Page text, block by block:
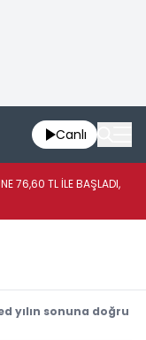
Canlı
76,60 TL İLE BAŞLADI,
yılın sonuna doğru